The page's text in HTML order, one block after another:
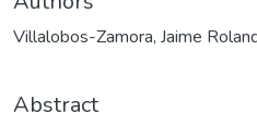
Villalobos-Zamora, Jaime
Abstract